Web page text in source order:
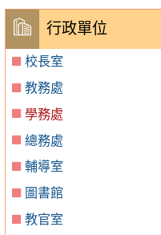
行政單位
校長室
教務處
學務處
總務處
輔導室
圖書館
教官室